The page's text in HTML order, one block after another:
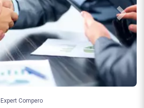
21/08/2024 Expert
Next